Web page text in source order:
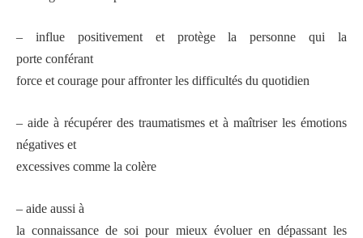
– influe positivement et protège la personne qui la
porte conférant
force et courage pour affronter les difficultés du quotidien
– aide à récupérer des traumatismes et à maîtriser les émotions
négatives et
excessives comme la colère
– aide aussi à
la connaissance de soi pour mieux évoluer en dépassant les